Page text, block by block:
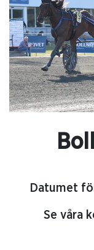
Datumet
Se våra